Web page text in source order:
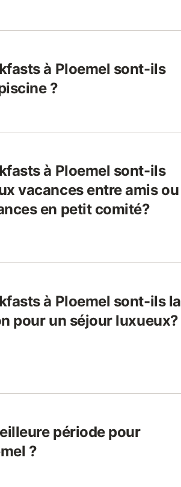
à Ploemel sont-ils
?
à Ploemel sont-ils
vacances entre amis ou
en petit comité?
à Ploemel sont-ils la
pour un séjour luxueux?
période pour
?